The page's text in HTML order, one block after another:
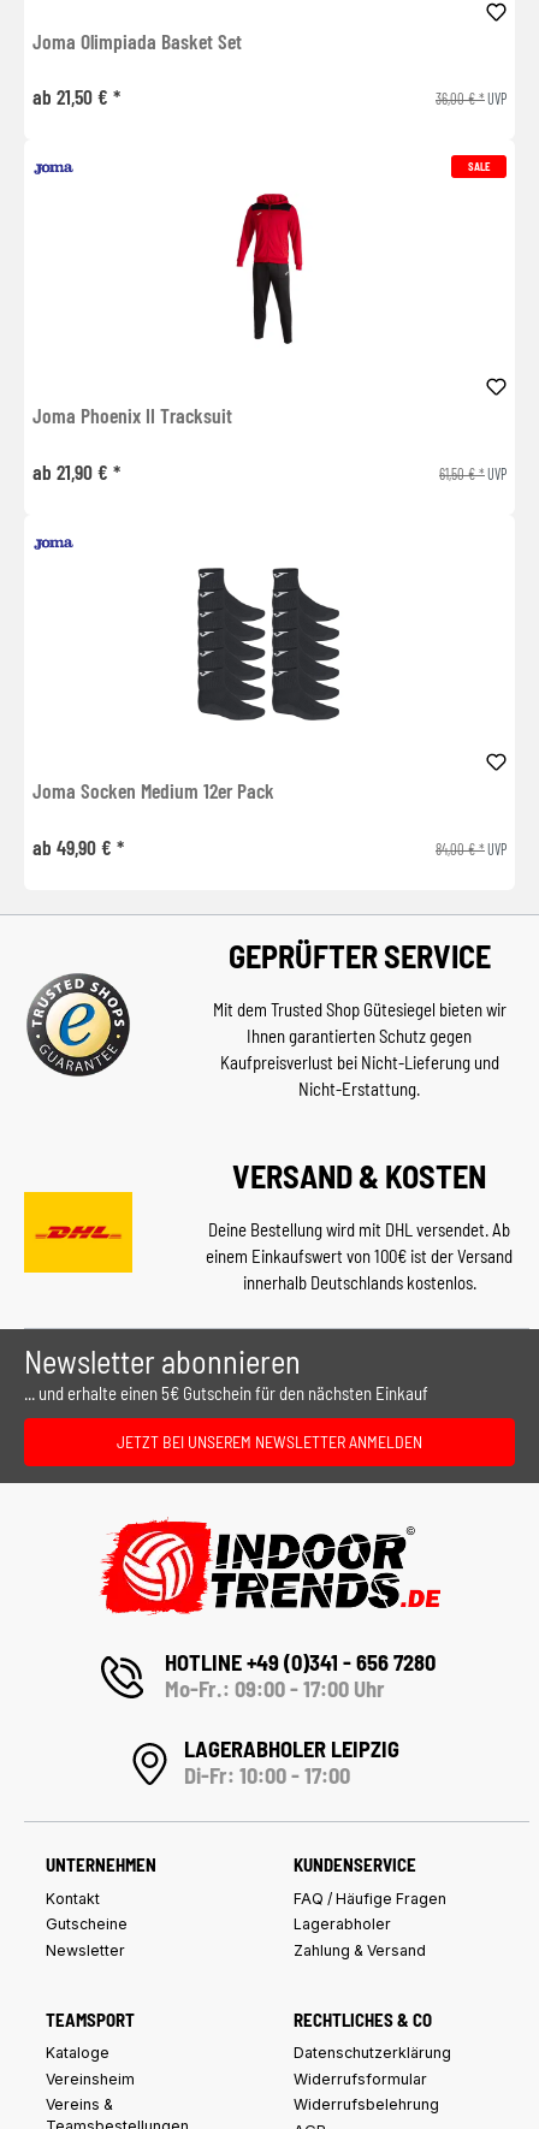
Joma Olimpiada Basket Set
ab 21,50 € * 36,00 € *UVP
SALE
Joma Phoenix II Tracksuit
ab 21,90 € * 61,50 € *UVP
Joma Socken Medium 12er Pack
ab 49,90 € * 84,00 € *UVP
GEPRÜFTER SERVICE
Mit dem Trusted Shop Gütesiegel bieten wir
Ihnen garantierten Schutz gegen
Kaufpreisverlust bei Nicht-Lieferung und
Nicht-Erstattung.
VERSAND & KOSTEN
Deine Bestellung wird mit DHL versendet. Ab
einem Einkaufswert von 100€ ist der Versand
innerhalb Deutschlands kostenlos.
Newsletter abonnieren
... und erhalte einen 5€ Gutschein für den nächsten Einkauf
JETZT BEI UNSEREM NEWSLETTER ANMELDEN
HOTLINE +49 (0)341 - 656 7280
Mo-Fr.: 09:00 - 17:00 Uhr
LAGERABHOLER LEIPZIG
Di-Fr: 10:00 - 17:00
UNTERNEHMEN
Kontakt
Gutscheine
Newsletter
KUNDENSERVICE
FAQ / Häufige Fragen
Lagerabholer
Zahlung & Versand
TEAMSPORT
Kataloge
Vereinsheim
Vereins &
RECHTLICHES & CO
Datenschutzerklärung
Widerrufsformular
Widerrufsbelehrung